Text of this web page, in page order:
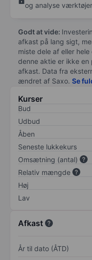
og analyse
Godt at vide:
afkast på lang sigt,
miste dele af eller
denne aktie er ikke
afkast. Data fra
ændret af Saxo. Se
Kurser
Bud
Udbud
Åben
Seneste lukkekurs
Omsætning (antal)
Relativ mængde
Høj
Lav
Afkast
År til dato (ÅTD)